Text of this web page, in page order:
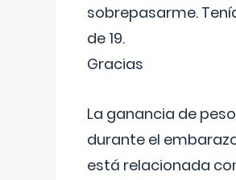
sobrepasarme.
de 19.
Gracias
La ganancia de peso
durante el
está relacionada